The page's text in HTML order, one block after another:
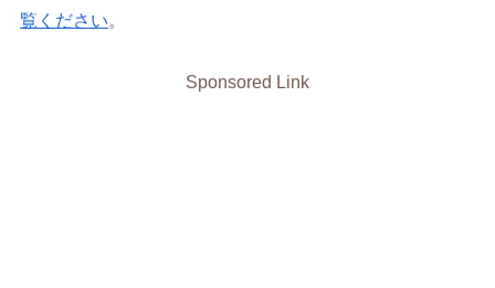
覧ください。
Sponsored Link